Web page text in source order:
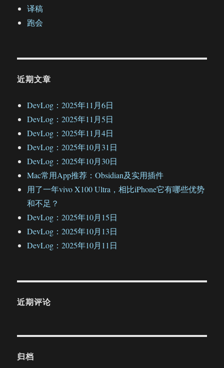
译稿
跑会
近期文章
DevLog：2025年11月6日
DevLog：2025年11月5日
DevLog：2025年11月4日
DevLog：2025年10月31日
DevLog：2025年10月30日
Mac常用App推荐：Obsidian及实用插件
用了一年vivo X100 Ultra，相比iPhone它有哪些优势
和不足？
DevLog：2025年10月15日
DevLog：2025年10月13日
DevLog：2025年10月11日
近期评论
归档